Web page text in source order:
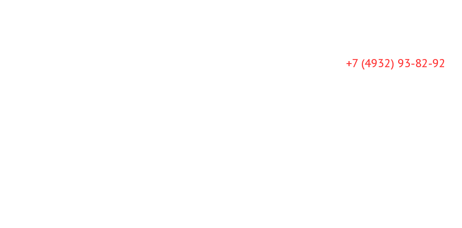
+7 (4932) 93-82-92